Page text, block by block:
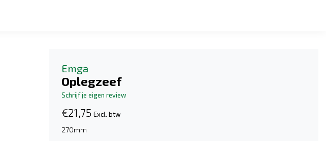
Emga
Oplegzeef
Schrijf je eigen review
€21,75 Excl. btw
270mm